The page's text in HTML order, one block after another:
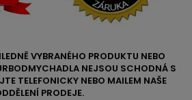
VYBRANÉHO PRODUKTU NEBO
NEJSOU SCHODNÁ S
TELEFONICKY NEBO MAILEM NAŠE
PRODEJE.